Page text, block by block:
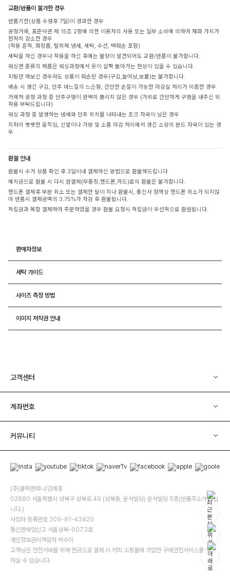
교환/반품이 불가한 경우
반품기한(상품 수령후 7일)이 경과한 경우
공정거래, 표준약관 제 15조 2항에 의한 이용자의 사용 또는 일부 소비에 의하여 재화 가치가
현저히 감소한 경우
(착용 흔적, 화장품, 탈취제 냄새, 세탁, 수선, 택훼손 포함)
세탁을 하신 경우나 착용을 하신 후에는 불량이 발견되어도 교환/반품이 불가합니다.
워싱면 종류의 제품은 워싱과정에서 옷이 살짝 돌아가는 현상이 있을 수 있습니다.
피팅만 해보신 경우라도 상품이 훼손된 경우(구김,늘어남,보풀)는 불가합니다.
배송 시 생긴 구김, 단추 바느질의 느슨함, 간단한 손질이 가능한 마감실 처리가 미흡한 경우
거래처 공정 과정 중 단추구멍이 완벽히 뚫리지 않은 경우 (가위로 간단하게 구멍을 내주신 뒤
착용 부탁드립니다)
워싱 과정 중 발생하는 냄새와 단추 위치를 나타내는 초크 자국이 남은 경우
지퍼의 뻣뻣한 움직임, 신발이나 가방 및 소품 마감 처리에서 생긴 소량의 본드 자국이 있는 경
우
환불 안내
환불시 수거 상품 확인 후 3일이내 결제하신 방법으로 환불해드립니다
예치금으로 환불 시 다시 원결제(무통장,핸드폰,카드)로의 환불은 불가합니다.
핸드폰 결제후 부분 취소 또는 결제한 달이 지나 환불시, 통신사 정책상 핸드폰 취소가 되지않
아 반품시 결제금액의 3.75%가 차감 후 환불됩니다.
적립금과 복합 결제하여 주문하였을 경우 환불 요청시 적립금이 우선적으로 환원됩니다.
판매자정보
세탁 가이드
사이즈 측정 방법
이미지 저작권 안내
고객센터
계좌번호
커뮤니티
(주)클릭앤퍼니/김예중
02880 서울특별시 성북구 성북로 49 (성북동, 운석빌딩) 운석빌딩 5층(반품주소가 아닙
니다.)
사업자 등록번호 209-81-43420
통신판매업신고 서울성북-0073호
개인정보관리책임자 박수미
고객님은 안전거래를 위해 현금으로 결제 시 저희 소핑몰에 가입한 구매안전서비스를 이용
하실 수 있습니다.